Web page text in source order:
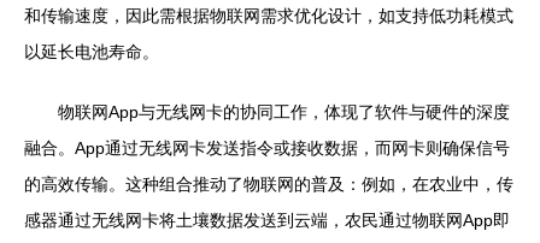
和传输速度，因此需根据物联网需求优化设计，如支持低功耗模式
以延长电池寿命。
物联网App与无线网卡的协同工作，体现了软件与硬件的深度
融合。App通过无线网卡发送指令或接收数据，而网卡则确保信号
的高效传输。这种组合推动了物联网的普及：例如，在农业中，传
感器通过无线网卡将土壤数据发送到云端，农民通过物联网App即